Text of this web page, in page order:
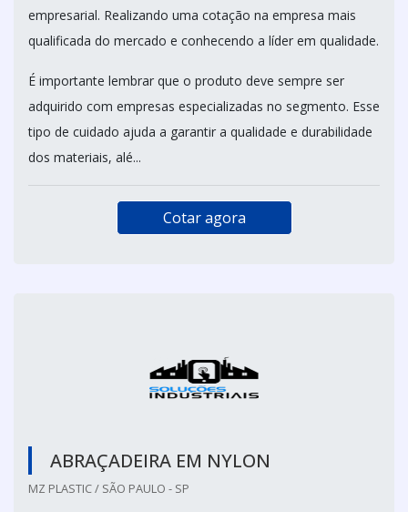
empresarial. Realizando uma cotação na empresa mais
qualificada do mercado e conhecendo a líder em qualidade.
É importante lembrar que o produto deve sempre ser
adquirido com empresas especializadas no segmento. Esse
tipo de cuidado ajuda a garantir a qualidade e durabilidade
dos materiais, alé...
Cotar agora
ABRAÇADEIRA EM NYLON
MZ PLASTIC / SÃO PAULO - SP